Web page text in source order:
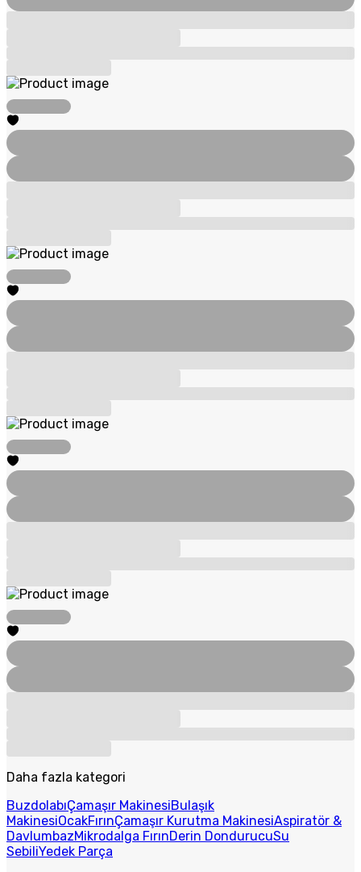
Daha fazla kategori
BuzdolabıÇamaşır MakinesiBulaşık
MakinesiOcakFırınÇamaşır Kurutma MakinesiAspiratör &
DavlumbazMikrodalga FırınDerin DondurucuSu
SebiliYedek Parça